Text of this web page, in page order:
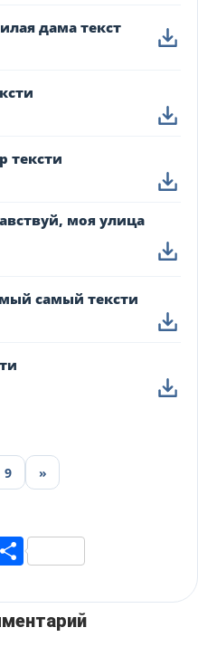
дама текст
тексти
моя улица
самый тексти
9 »
Share